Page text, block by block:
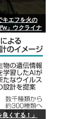
キエフを火の
w」ウクライナ
撃する
くする！」